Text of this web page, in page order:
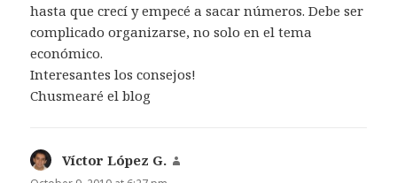
hasta que crecí y empecé a sacar números. Debe ser
complicado organizarse, no solo en el tema
económico.
Interesantes los consejos!
Chusmearé el blog
Víctor López G.